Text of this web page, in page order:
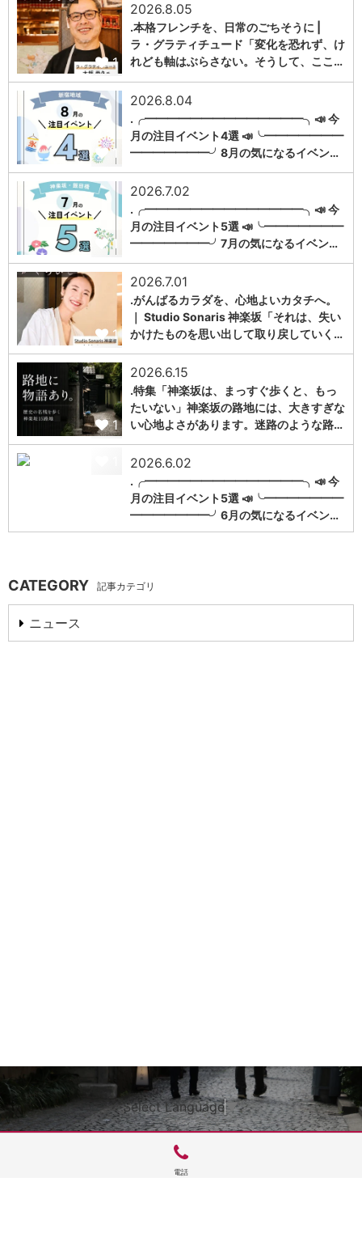
1
2026.8.05
.本格フレンチを、日常のごちそうに |
ラ・グラティチュード「変化を恐れず、け
れども軸はぶらさない。そうして、ここ…
1
2026.8.04
.╭━━━━━━━━━━━━━━╮📣 今
月の注目イベント4選 📣╰━━━━━━━
━━━━━━━╯8月の気になるイベン…
1
2026.7.02
.╭━━━━━━━━━━━━━━╮📣 今
月の注目イベント5選 📣╰━━━━━━━
━━━━━━━╯7月の気になるイベン…
1
2026.7.01
.がんばるカラダを、心地よいカタチへ。
｜ Studio Sonaris 神楽坂「それは、失い
かけたものを思い出して取り戻していく…
1
2026.6.15
.特集「神楽坂は、まっすぐ歩くと、もっ
たいない」神楽坂の路地には、大きすぎな
い心地よさがあります。迷路のような路…
2026.6.02
.╭━━━━━━━━━━━━━━╮📣 今
月の注目イベント5選 📣╰━━━━━━━
━━━━━━━╯6月の気になるイベン…
CATEGORY 記事カテゴリ
ニュース
Select Language▼
電話